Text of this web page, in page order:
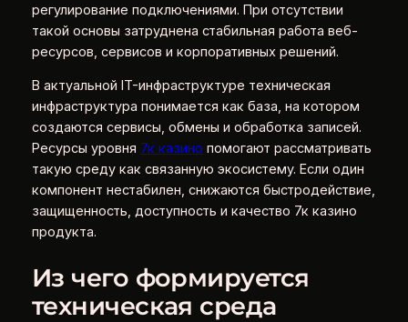
регулирование подключениями. При отсутствии
такой основы затруднена стабильная работа веб-
ресурсов, сервисов и корпоративных решений.
В актуальной IT-инфраструктуре техническая
инфраструктура понимается как база, на котором
создаются сервисы, обмены и обработка записей.
Ресурсы уровня 7к казино помогают рассматривать
такую среду как связанную экосистему. Если один
компонент нестабилен, снижаются быстродействие,
защищенность, доступность и качество 7к казино
продукта.
Из чего формируется
техническая среда